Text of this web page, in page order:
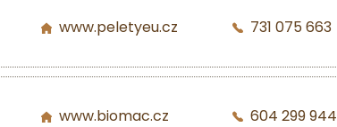
www.peletyeu.cz 731 075 663
www.biomac.cz 604 299 944